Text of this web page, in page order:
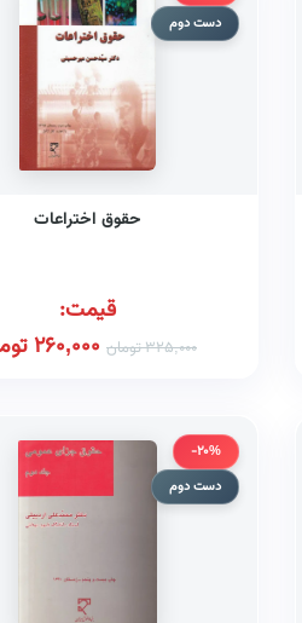
دست دوم
حقوق اختراعات
قیمت:
325,000تومان 260,000
-20%
دست دوم